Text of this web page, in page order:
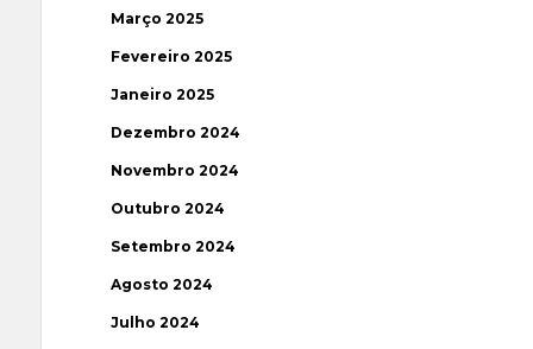
Março 2025
Fevereiro 2025
Janeiro 2025
Dezembro 2024
Novembro 2024
Outubro 2024
Setembro 2024
Agosto 2024
Julho 2024